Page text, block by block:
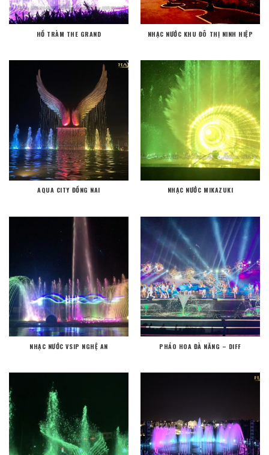
HỒ TRÀM THE GRAND NHẠC NƯỚC KHU ĐÔ THỊ NINH HIỆP
AQUA CITY ĐỒNG NAI NHẠC NƯỚC MIKAZUKI
NHẠC NƯỚC VSIP NGHỆ AN PHÁO HOA ĐÀ NĂNG – DIFF